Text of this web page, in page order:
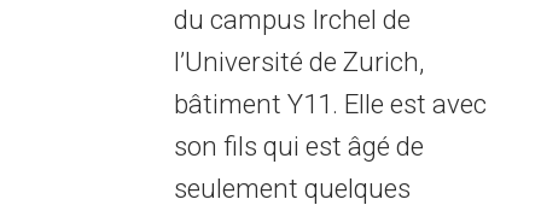
du campus Irchel de
l’Université de Zurich,
bâtiment Y11. Elle est avec
son fils qui est âgé de
seulement quelques